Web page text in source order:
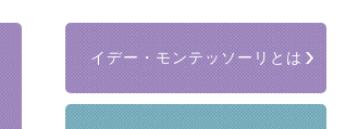
イデー・モンテッソーリとは